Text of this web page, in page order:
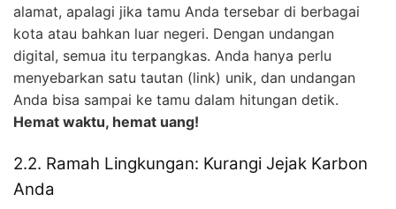
alamat, apalagi jika tamu Anda tersebar di berbagai
kota atau bahkan luar negeri. Dengan undangan
digital, semua itu terpangkas. Anda hanya perlu
menyebarkan satu tautan (link) unik, dan undangan
Anda bisa sampai ke tamu dalam hitungan detik.
Hemat waktu, hemat uang!
2.2. Ramah Lingkungan: Kurangi Jejak Karbon
Anda